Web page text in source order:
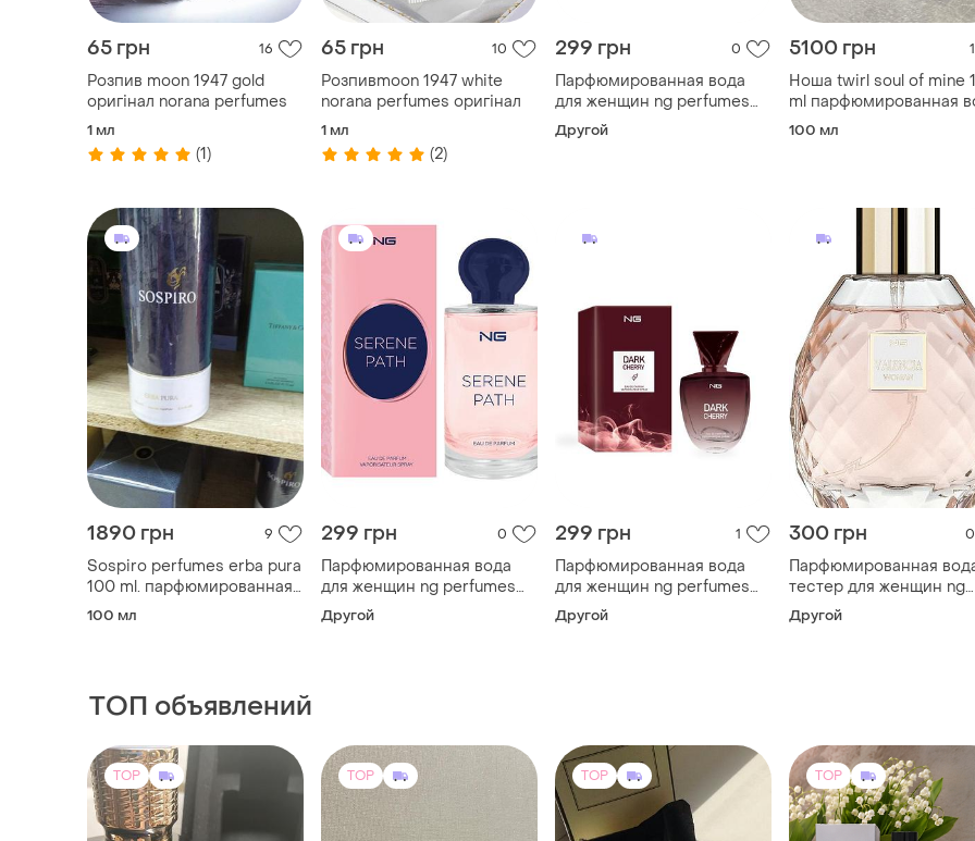
65 грн 16
Розпив moon 1947 gold
оригінал norana perfumes
1 мл
(1)
65 грн 10
Розпивmoon 1947 white
norana perfumes оригінал
1 мл
(2)
299 грн 0
Парфюмированная вода
для женщин ng perfumes
phenom 100 ml
Другой
5100 грн 1
Ноша twirl soul of mine
ml парфюмированная
для женщин
100 мл
1890 грн 9
Sospiro perfumes erba pura
100 ml. парфюмированная
вода. ниша
100 мл
299 грн 0
Парфюмированная вода
для женщин ng perfumes
serene path 100 ml
Другой
299 грн 1
Парфюмированная вода
для женщин ng perfumes
dark cherry 100 ml
Другой
300 грн 0
Парфюмированная
тестер для женщин ng
perfumes valencia 100
Другой
ТОП объявлений
TOP TOP TOP TOP